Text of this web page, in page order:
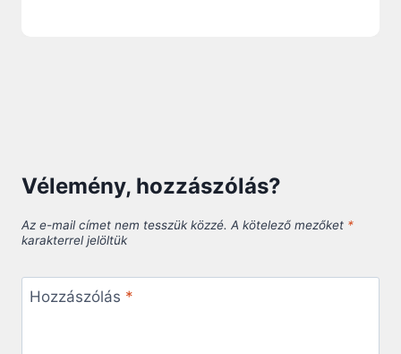
Vélemény, hozzászólás?
Az e-mail címet nem tesszük közzé. A kötelező mezőket *
karakterrel jelöltük
Hozzászólás *